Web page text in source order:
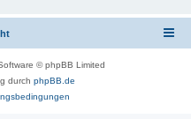
© phpBB Limited
durch phpBB.de